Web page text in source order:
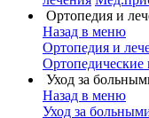
Ортопедия и
Назад в меню
Ортопедия и
Ортопедические
Уход за
Назад в меню
Уход за